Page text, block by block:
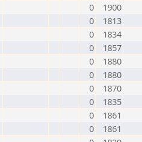
0
1900
0
1813
0
1834
0
1857
0
1880
0
1880
0
1870
0
1835
0
1861
0
1861